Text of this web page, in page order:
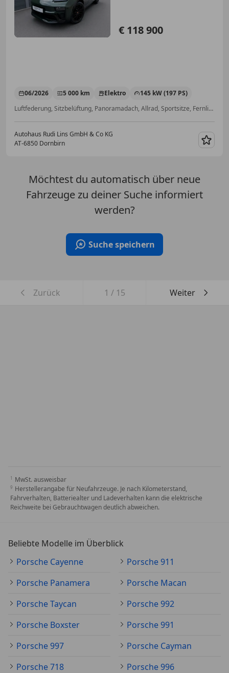
€ 118 900
06/2026 5 000 km Elektro
145 kW (197 PS)
Luftfederung, Sitzbelüftung, Panoramadach, Allrad, Sportsitze, Fernlichtassistent, Alarmanlage, ABS
Autohaus Rudi Lins GmbH & Co KG
AT-6850 Dornbirn
Möchtest du automatisch über neue
Fahrzeuge zu deiner Suche informiert
werden?
Suche speichern
Zurück 1 / 15 Weiter
MwSt. ausweisbar
Herstellerangabe für Neufahrzeuge. Je nach Kilometerstand,
Fahrverhalten, Batteriealter und Ladeverhalten kann die elektrische
Reichweite bei Gebrauchtwagen deutlich abweichen.
Beliebte Modelle im Überblick
Porsche Cayenne
Porsche 911
Porsche Panamera
Porsche Macan
Porsche Taycan
Porsche 992
Porsche Boxster
Porsche 991
Porsche 997
Porsche Cayman
Porsche 718
Porsche 996